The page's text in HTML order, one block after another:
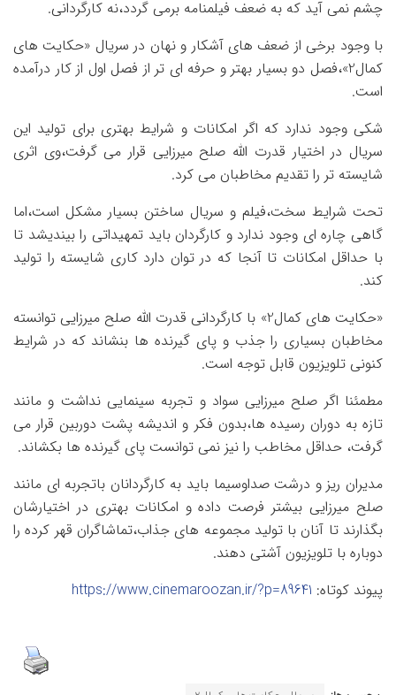
چشم نمی آید که به ضعف فیلمنامه برمی گردد،نه کارگردانی.
با وجود برخی از ضعف های آشکار و نهان در سریال «حکایت های
کمال2»،فصل دو بسیار بهتر و حرفه ای تر از فصل اول از کار درآمده
است.
شکی وجود ندارد که اگر امکانات و شرایط بهتری برای تولید این
سریال در اختیار قدرت الله صلح میرزایی قرار می گرفت،وی اثری
شایسته تر را تقدیم مخاطبان می کرد.
تحت شرایط سخت،فیلم و سریال ساختن بسیار مشکل است،اما
گاهی چاره ای وجود ندارد و کارگردان باید تمهیداتی را بیندیشد تا
با حداقل امکانات تا آنجا که در توان دارد کاری شایسته را تولید
کند.
«حکایت های کمال2» با کارگردانی قدرت الله صلح میرزایی توانسته
مخاطبان بسیاری را جذب و پای گیرنده ها بنشاند که در شرایط
کنونی تلویزیون قابل توجه است.
مطمئنا اگر صلح میرزایی سواد و تجربه سینمایی نداشت و مانند
تازه به دوران رسیده ها،بدون فکر و اندیشه پشت دوربین قرار می
گرفت، حداقل مخاطب را نیز نمی توانست پای گیرنده ها بکشاند.
مدیران ریز و درشت صداوسیما باید به کارگردانان باتجربه ای مانند
صلح میرزایی بیشتر فرصت داده و امکانات بهتری در اختیارشان
بگذارند تا آنان با تولید مجموعه های جذاب،تماشاگران قهر کرده را
دوباره با تلویزیون آشتی دهند.
پیوند کوتاه: https://www.cinemaroozan.ir/?p=89641